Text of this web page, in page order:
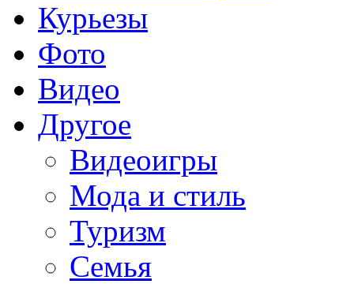
Курьезы
Фото
Видео
Другое
Видеоигры
Мода и стиль
Туризм
Семья